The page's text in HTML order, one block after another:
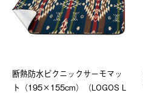
断熱防水ピクニックサーモマッ
ト（195×155cm）（LOGOS L